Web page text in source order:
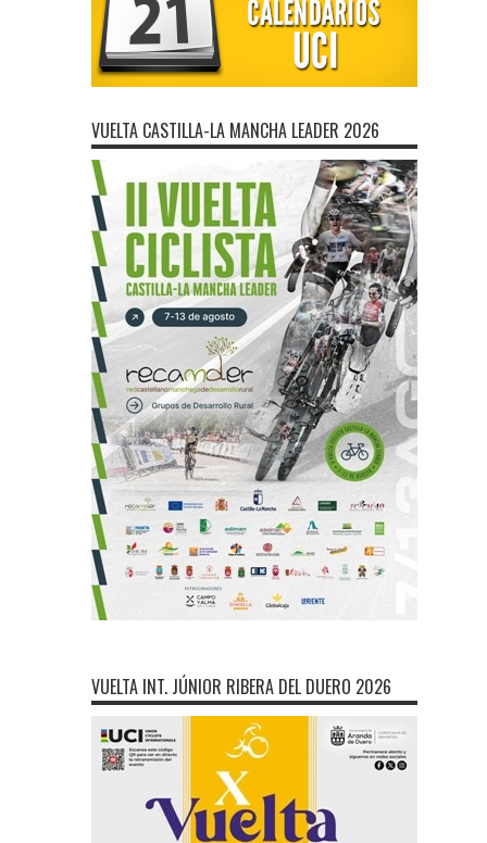
VUELTA CASTILLA-LA MANCHA LEADER 2026
VUELTA INT. JÚNIOR RIBERA DEL DUERO 2026